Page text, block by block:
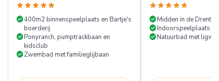
starstarstarstarstar
check_circle400m2 binnenspeelplaats en Bartje's
boerderij
check_circlePonyranch, pumptrackbaan en
kidsclub
check_circleZwembad met familieglijbaan
starstarstarstarstar
check_circleMidden in de
check_circleIndoorspeelplaats
check_circleNatuurbad met